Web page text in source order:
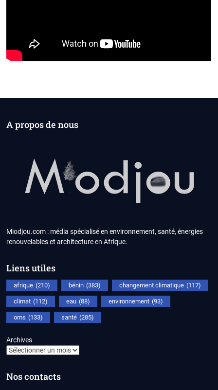
A propos de nous
Miodjou.com : média spécialisé en environnement, santé, énergies
renouvelables et architecture en Afrique.
Liens utiles
afrique (210) bénin (383) changement climatique (117)
climat (112) eau (88) environnement (93)
oms (133) santé (285)
Archives
Nos contacts